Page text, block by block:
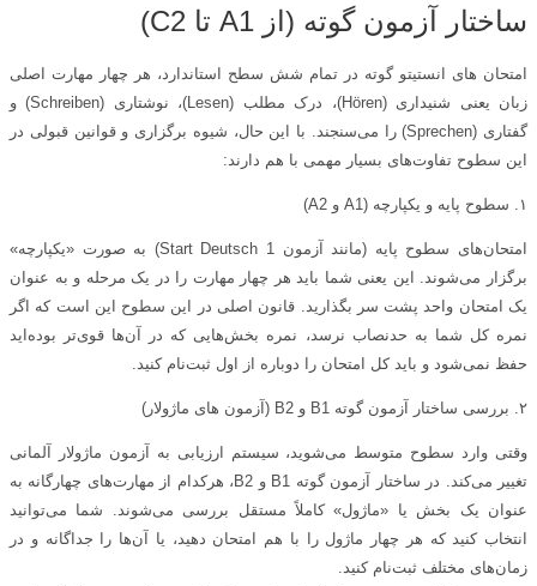
ساختار آزمون گوته (از A1 تا C2)
امتحان‌ های انستیتو گوته در تمام شش سطح استاندارد، هر چهار مهارت اصلی
زبان یعنی شنیداری (Hören)، درک مطلب (Lesen)، نوشتاری (Schreiben) و
گفتاری (Sprechen) را می‌سنجند. با این حال، شیوه برگزاری و قوانین قبولی در
این سطوح تفاوت‌های بسیار مهمی با هم دارند:
۱. سطوح پایه و یکپارچه (A1 و A2)
امتحان‌های سطوح پایه (مانند آزمون Start Deutsch 1) به صورت «یکپارچه»
برگزار می‌شوند. این یعنی شما باید هر چهار مهارت را در یک مرحله و به عنوان
یک امتحان واحد پشت سر بگذارید. قانون اصلی در این سطوح این است که اگر
نمره کل شما به حدنصاب نرسد، نمره بخش‌هایی که در آن‌ها قوی‌تر بوده‌اید
حفظ نمی‌شود و باید کل امتحان را دوباره از اول ثبت‌نام کنید.
۲. بررسی ساختار آزمون گوته B1 و B2 (آزمون‌ های ماژولار)
وقتی وارد سطوح متوسط می‌شوید، سیستم ارزیابی به آزمون ماژولار آلمانی
تغییر می‌کند. در ساختار آزمون گوته B1 و B2، هرکدام از مهارت‌های چهارگانه به
عنوان یک بخش یا «ماژول» کاملاً مستقل بررسی می‌شوند. شما می‌توانید
انتخاب کنید که هر چهار ماژول را با هم امتحان دهید، یا آن‌ها را جداگانه و در
زمان‌های مختلف ثبت‌نام کنید.